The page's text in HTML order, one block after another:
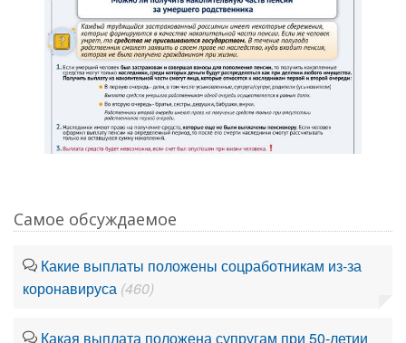
Самое обсуждаемое
Какие выплаты положены соцработникам из-за
коронавируса (460)
Какая выплата положена супругам при 50-летии